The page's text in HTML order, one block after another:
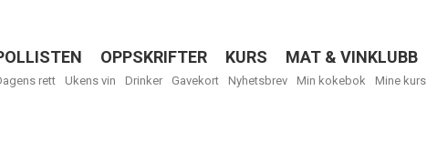
OPPSKRIFTER KURS MAT & VINKLUBB
rett Ukens vin Drinker Gavekort Nyhetsbrev Min kokebok Mine kurs